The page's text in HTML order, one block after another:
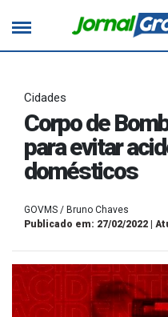
Cidades
Corpo de
para evitar
domésticos
GOVMS / Bruno Chaves
Publicado em: 27/02/2022 |